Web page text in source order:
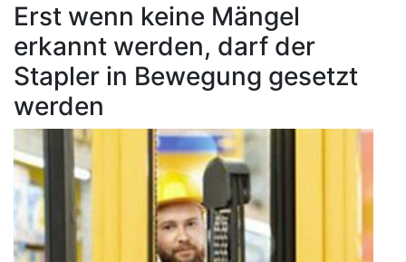
Erst wenn keine Mängel
erkannt werden, darf der
Stapler in Bewegung gesetzt
werden